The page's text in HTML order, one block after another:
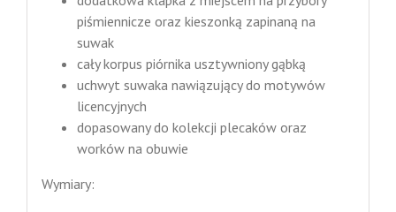
piśmiennicze oraz kieszonką zapinaną na
suwak
cały korpus piórnika usztywniony gąbką
uchwyt suwaka nawiązujący do motywów
licencyjnych
dopasowany do kolekcji plecaków oraz
worków na obuwie
Wymiary: